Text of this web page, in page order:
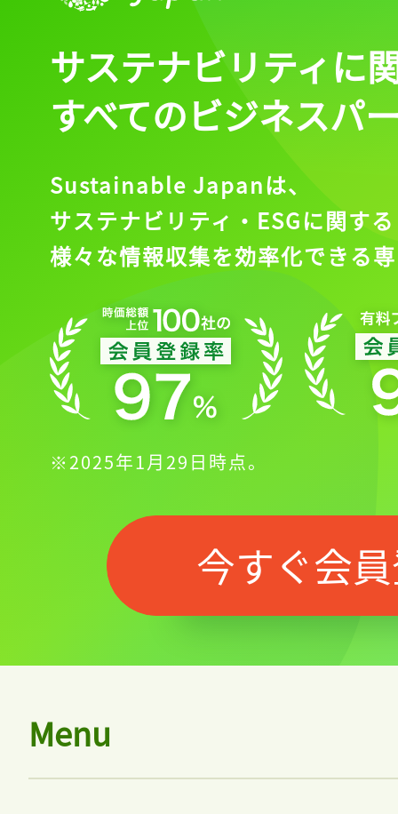
サステナビリティに
すべてのビジネスパ
Sustainable Japanは、
サステナビリティ・ESGに関する
様々な情報収集を効率化できる
※2025年1月29日時点。
今すぐ会
Menu